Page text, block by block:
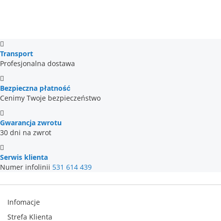
UM.
Spójny wygląd z kolekcją BRAGA
prosta, ponadczasowa forma,
stabilna konstrukcja,
Nadstawka BRAGA BRN1-UM
rozszerzenie szafy czterodrzwiowej z kolekcji BRAGA,
Transport
Profesjonalna dostawa
Bezpieczna płatność
Cenimy Twoje bezpieczeństwo
Gwarancja zwrotu
30 dni na zwrot
Serwis klienta
Numer infolinii 531 614 439
Infomacje
Strefa Klienta